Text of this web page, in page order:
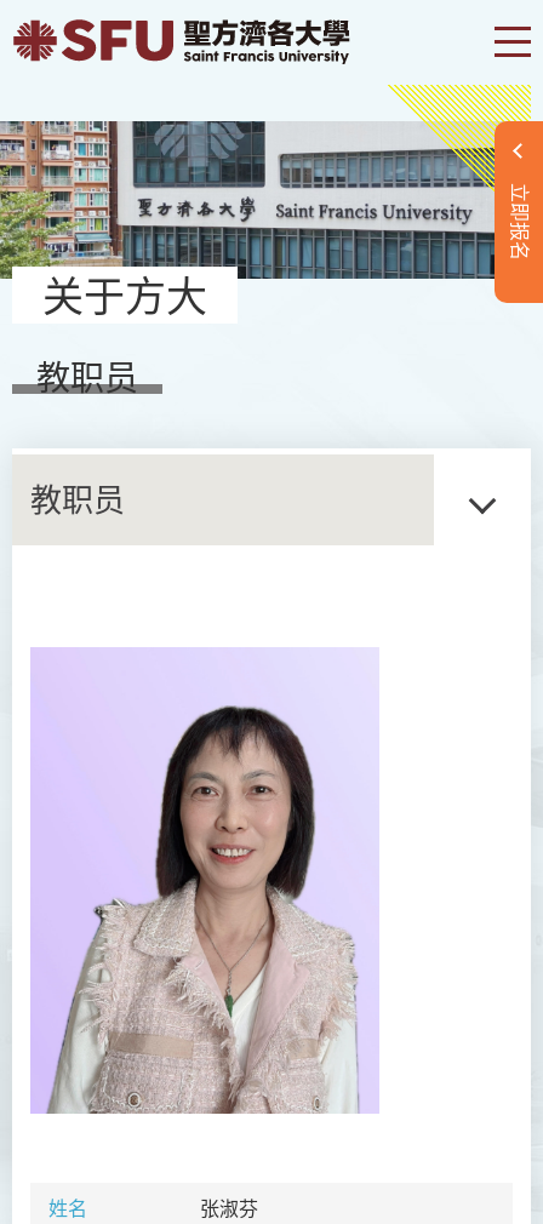
立即报名
关于方大
教职员
教职员
姓名 张淑芬
课程概览
教职员
陈善伟教授
英冠球博士
王淑雯博士
黄炳蔚博士
吴海雅博士
李志权博士
周昭端博士
胡耀东先生
蔡清衍先生